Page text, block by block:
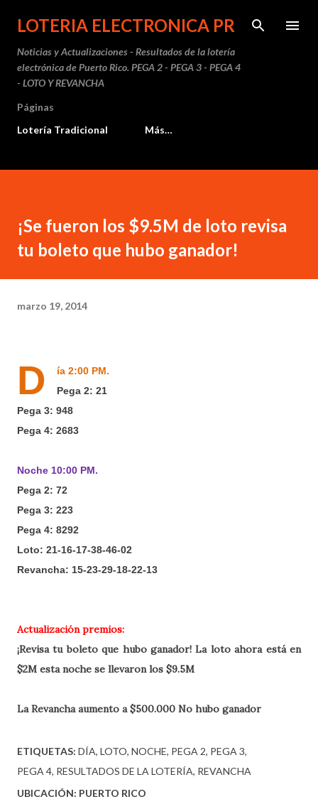
Ir al contenido principal
LOTERIA ELECTRONICA PR
Noticias y Actualizaciones - Resultados de la lotería
electrónica de Puerto Rico. PEGA 2 - PEGA 3 - PEGA 4
- LOTO Y REVANCHA
Páginas
Lotería Tradicional
Más…
¡Se fueron los $9.5M de loto revisa
tu boleto que hubo ganador!
marzo 19, 2014
D
ía 2:00 PM.
Pega 2: 21
Pega 3: 948
Pega 4: 2683
Noche 10:00 PM.
Pega 2: 72
Pega 3: 223
Pega 4: 8292
Loto: 21-16-17-38-46-02
Revancha: 15-23-29-18-22-13
Actualización premios:
¡Revisa tu boleto que hubo ganador! La loto ahora está en
$2M esta noche se llevaron los $9.5M
La Revancha aumento a $500.000 No hubo ganador
ETIQUETAS: DÍA LOTO NOCHE PEGA 2 PEGA 3
PEGA 4 RESULTADOS DE LA LOTERÍA REVANCHA
UBICACIÓN: PUERTO RICO